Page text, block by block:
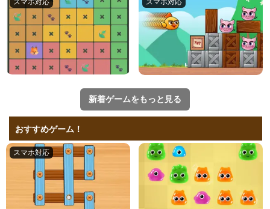
新着ゲームをもっと見る
おすすめゲーム！